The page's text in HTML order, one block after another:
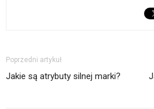
Poprzedni artykuł
Jakie są atrybuty silnej marki?